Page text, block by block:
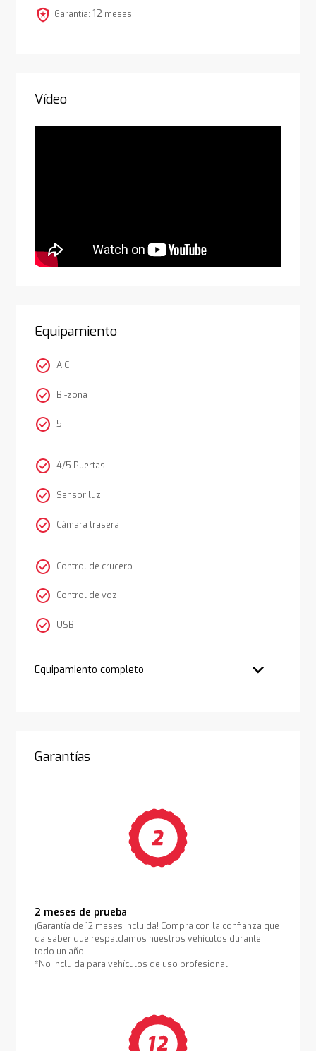
local_police Garantía: 12 meses
Vídeo
Equipamiento
check_circle A.C
check_circle Bi-zona
check_circle 5
check_circle 4/5 Puertas
check_circle Sensor luz
check_circle Cámara trasera
check_circle Control de crucero
check_circle Control de voz
check_circle USB
Equipamiento completo
Garantías
2 meses de prueba
¡Garantía de 12 meses incluida! Compra con la confianza que
da saber que respaldamos nuestros vehículos durante
todo un año.
*No incluida para vehículos de uso profesional